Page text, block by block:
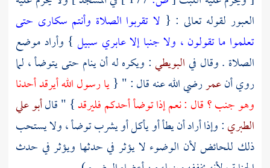
العبور لقوله تعالى : { لا تقربوا الصلاة وأنتم سكارى حتى
تعلموا ما تقولون ، ولا جنبا إلا عابري سبيل } وأراد موضع
الصلاة . وقال فيالبويطي: ويكره له أن ينام حتى يتوضأ ، لما
روي أنعمررضي الله عنه قال : " {يا رسول الله أيرقد أحدنا
وهو جنب ؟ قال : نعم إذا توضأ أحدكم فليرقد} " قالأبو علي
الطبري: وإذا أراد أن يطأ أو يأكل أو يشرب توضأ ، ولا يستحب
ذلك للحائض لأن الوضوء لا يؤثر في حدثها ويؤثر في حدث